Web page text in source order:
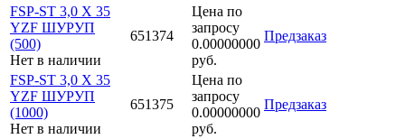
FSP-ST 3,0 X 35
YZF ШУРУП
(500)
Нет в наличии
651374
Цена по
запросу
0.00000000
руб.
Предзаказ
FSP-ST 3,0 X 35
YZF ШУРУП
(1000)
Нет в наличии
651375
Цена по
запросу
0.00000000
руб.
Предзаказ